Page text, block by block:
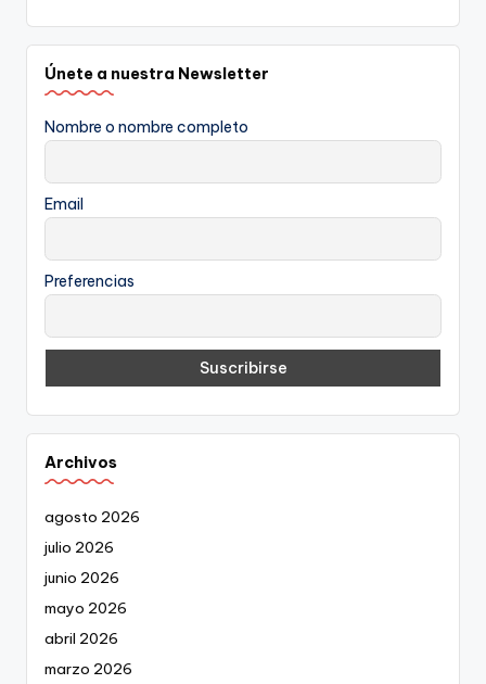
Únete a nuestra Newsletter
Nombre o nombre completo
Email
Preferencias
Archivos
agosto 2026
julio 2026
junio 2026
mayo 2026
abril 2026
marzo 2026